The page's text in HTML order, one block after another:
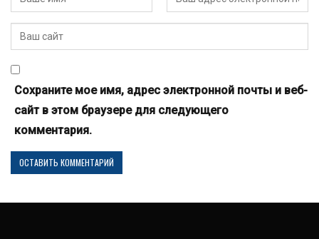
Сохраните мое имя, адрес электронной почты и веб-
сайт в этом браузере для следующего
комментария.